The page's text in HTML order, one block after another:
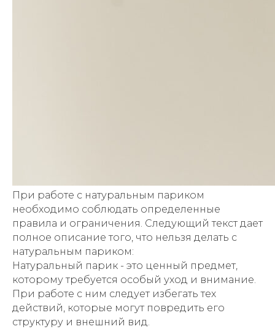
При работе с натуральным париком
необходимо соблюдать определенные
правила и ограничения. Следующий текст дает
полное описание того, что нельзя делать с
натуральным париком:
Натуральный парик - это ценный предмет,
которому требуется особый уход и внимание.
При работе с ним следует избегать тех
действий, которые могут повредить его
структуру и внешний вид.